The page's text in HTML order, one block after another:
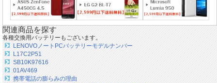
関連商品を探す
各種交換用バッテリーもございます。
LENOVOノートPCバッテリーモデルナンバー
L17C2P51
SB10K97616
01AV469
携帯電話の膨らみの理由